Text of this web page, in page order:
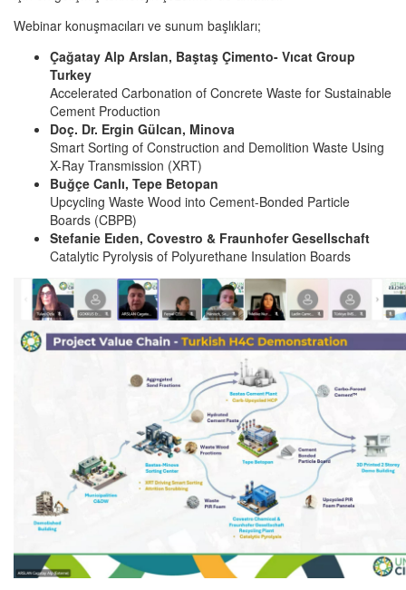
Webinar konuşmacıları ve sunum başlıkları;
Çağatay Alp Arslan, Baştaş Çimento- Vıcat Group
Turkey
Accelerated Carbonation of Concrete Waste for Sustainable
Cement Production
Doç. Dr. Ergin Gülcan, Minova
Smart Sorting of Construction and Demolition Waste Using
X-Ray Transmission (XRT)
Buğçe Canlı, Tepe Betopan
Upcycling Waste Wood into Cement-Bonded Particle
Boards (CBPB)
Stefanie Eıden, Covestro & Fraunhofer Gesellschaft
Catalytic Pyrolysis of Polyurethane Insulation Boards